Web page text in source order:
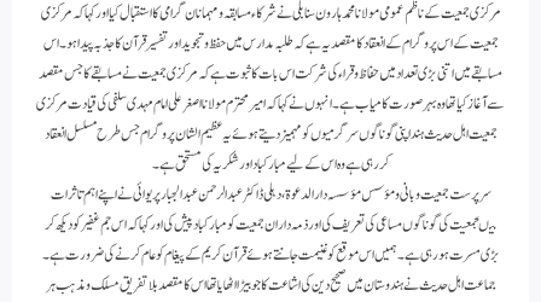
مرکزی جمعیت کے ناظم عمومی مولانا محمدہارون سنابلی نے شرکاء مسابقہ ومہمانان گرامی کا استقبال کیااورکہا کہ مرکزی
جمعیت کے اس پروگرام کے انعقاد کا مقصدیہ ہے کہ طلبہ مدارس میں حفظ وتجوید اورتفسیرقرآن کاجذبہ پیدا ہو۔ ا س
مسابقے میں اتنی بڑی تعداد میں حفاظ وقراء کی شرکت اس بات کاثبوت ہے کہ مرکزی جمعیت نے مسابقے کا جس مقصد
سے آغاز کیا تھا وہ بہر صورت کامیاب ہے۔انہوں نے کہاکہ امیرمحترم مولانا اصغرعلی امام مہدی سلفی کی قیادت مرکزی
جمعیت اہل حدیث ہند اپنی گوناگوں سرگرمیوں کومہمیز دیتے ہوئے یہ عظیم الشان پروگرام جس طرح مسلسل انعقاد
کررہی ہے وہ اس کے لیے مبارکباد اورشکریہ کی مستحق ہے۔
سرپرست جمعیت وبانی ومؤسس مؤسسہ دارالدعوۃ ،دہلی ڈاکٹر عبدالرحمن عبدالجبار پریوائی نے اپنے اہم تاثرات
میںجمعیت کی گوناگوں مساعی کی تعریف کی اورذمہ داران جمعیت کو مبارکباد پیش کی اورکہاکہ اس جم غفیر کو دیکھ کر
بڑی مسرت ہورہی ہے۔ہمیں اس موقع کو غنیمت جانتے ہوئے قرآن کریم کے پیغام کو عام کرنے کی ضرورت ہے۔
جماعت اہل حدیث نے ہندوستان میں صحیح دین کی اشاعت کا جو بیڑااٹھایاتھااس کا مقصد بلا تفریق مسلک ومذہب ہر